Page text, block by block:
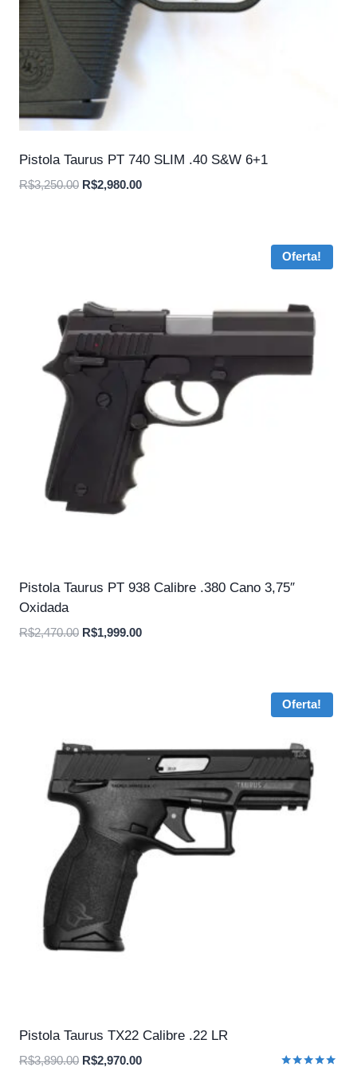
Pistola Taurus PT 740 SLIM .40 S&W 6+1
R$3,250.00 O
R$2,980.00O
Oferta!
Pistola Taurus PT 938 Calibre .380 Cano 3,75″
Oxidada
R$2,470.00 O
R$1,999.00O
Oferta!
Pistola Taurus TX22 Calibre .22 LR
R$3,890.00 O
R$2,970.00O